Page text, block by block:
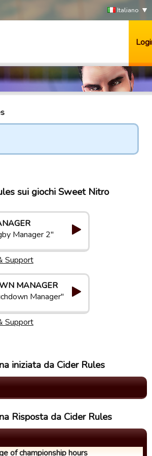
Italiano
sui giochi Sweet Nitro
Manager 2"
Support
MANAGER
Manager"
Support
iniziata da Cider Rules
Risposta da Cider Rules
of championship hours